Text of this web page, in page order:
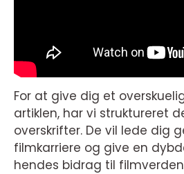
For at give dig et
artiklen, har vi struktureret
overskrifter. De vil lede dig
filmkarriere og give en
hendes bidrag til